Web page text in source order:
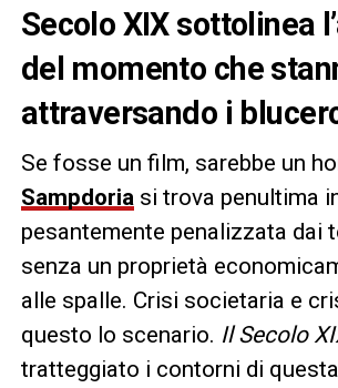
Secolo XIX sottolinea
del momento che
attraversando i
Se fosse un film, sarebbe un
Sampdoriasi trova penultima
pesantemente penalizzata dai
senza un proprietà
alle spalle. Crisi societaria e
questo lo scenario. Il Secolo
tratteggiato i contorni di